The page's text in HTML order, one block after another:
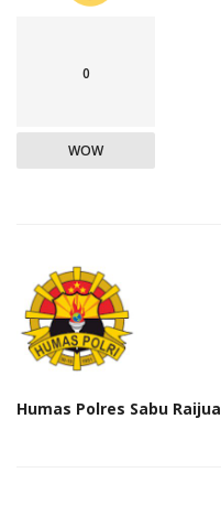
0
WOW
Humas Polres Sabu Raijua